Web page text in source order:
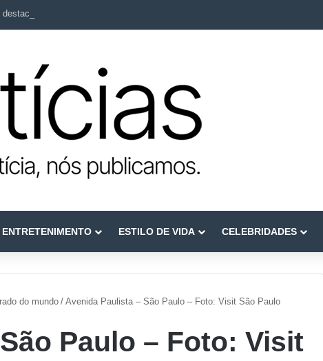
como referência em terapia capilar e saúde do couro cabeludo
ENTRETENIMENTO ESTILO DE VIDA CELEBRIDADES
do mundo / Avenida Paulista – São Paulo – Foto: Visit São Paulo
Paulo – Foto: Visit